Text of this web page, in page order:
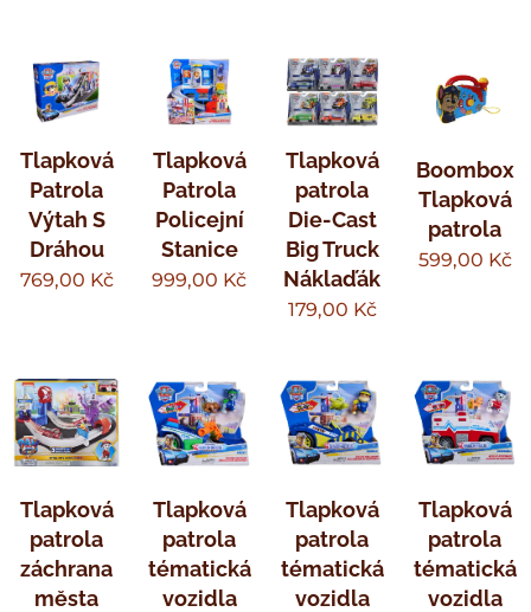
Tlapková
Patrola
Výtah S
Dráhou
769,00 Kč
Tlapková
Patrola
Policejní
Stanice
999,00 Kč
Tlapková
patrola
Die-Cast
Big Truck
Náklaďák
179,00 Kč
Boombox
Tlapková
patrola
599,00 Kč
Tlapková
patrola
záchrana
města
Tlapková
patrola
tématická
vozidla
Tlapková
patrola
tématická
vozidla
Tlapková
patrola
tématická
vozidla